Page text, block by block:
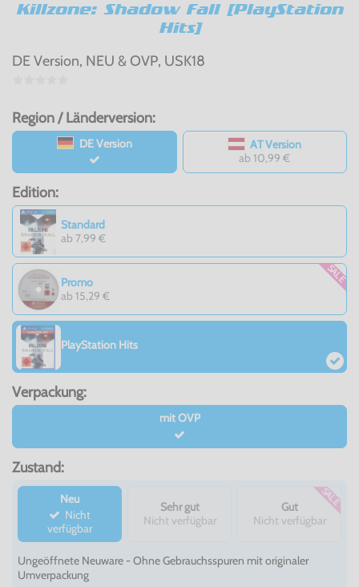
Killzone: Shadow Fall [PlayStation
Hits]
DE Version, NEU & OVP, USK18
Region / Länderversion:
DE Version
AT Version
ab 10,99 €
Edition:
Standard
ab 7,99 €
Promo
ab 15,29 €
SALE
PlayStation Hits
Verpackung:
mit OVP
Zustand:
Neu
verfügbar
Sehr gut
Nicht verfügbar
Gut
Nicht verfügbar
SALE
Ungeöffnete Neuware - Ohne Gebrauchsspuren mit originaler
Umverpackung